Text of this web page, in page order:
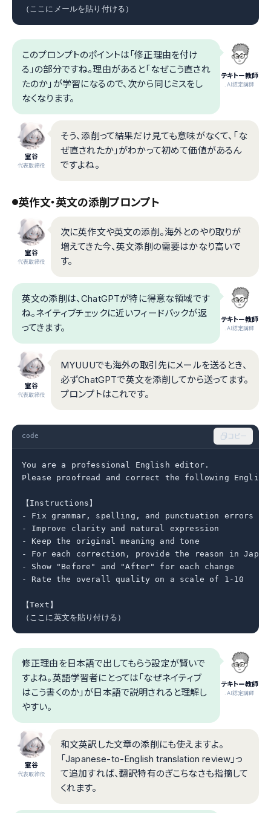
（ここにメールを貼り付ける）
テキトー教師
.AI認定講師
このプロンプトのポイントは「修正理由を付け
る」の部分ですね。理由があると「なぜこう直され
たのか」が学習になるので、次から同じミスをし
なくなります。
室谷
代表取締役
そう、添削って結果だけ見ても意味がなくて、「な
ぜ直されたか」がわかって初めて価値があるん
ですよね。
英作文・英文の添削プロンプト
室谷
代表取締役
次に英作文や英文の添削。海外とのやり取りが
増えてきた今、英文添削の需要はかなり高いで
す。
テキトー教師
.AI認定講師
英文の添削は、ChatGPTが特に得意な領域です
ね。ネイティブチェックに近いフィードバックが返
ってきます。
室谷
代表取締役
MYUUUでも海外の取引先にメールを送るとき、
必ずChatGPTで英文を添削してから送ってます。
プロンプトはこれです。
code コピー
You are a professional English editor.
Please proofread and correct the following
【Instructions】
- Fix grammar, spelling, and punctuation errors
- Improve clarity and natural expression
- Keep the original meaning and tone
- For each correction, provide the reason in
- Show "Before" and "After" for each change
- Rate the overall quality on a scale of 1-10
【Text】
（ここに英文を貼り付ける）
テキトー教師
.AI認定講師
修正理由を日本語で出してもらう設定が賢いで
すよね。英語学習者にとっては「なぜネイティブ
はこう書くのか」が日本語で説明されると理解し
やすい。
室谷
代表取締役
和文英訳した文章の添削にも使えますよ。
「Japanese-to-English translation review」っ
て追加すれば、翻訳特有のぎこちなさも指摘して
くれます。